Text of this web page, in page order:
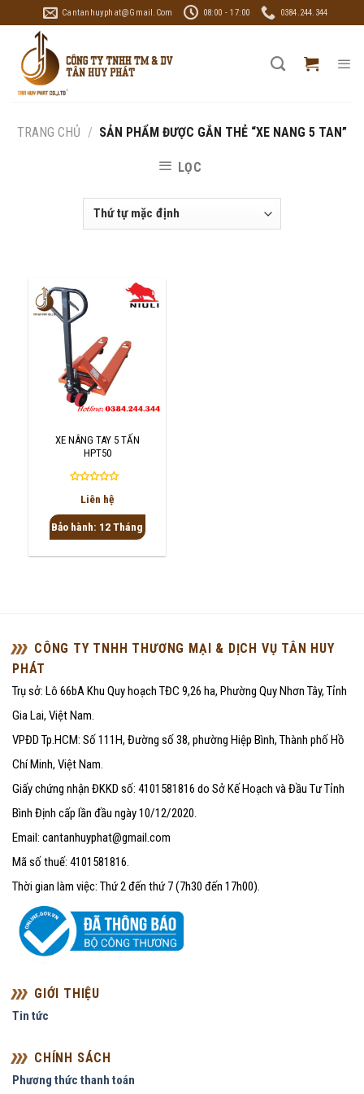
to
content
Cantanhuyphat@gmail.com 08:00 - 17:00 0384.244.344
TRANG CHỦ / SẢN PHẨM ĐƯỢC GẮN THẺ “XE NANG 5 TAN”
LỌC
XE NÂNG TAY 5 TẤN
HPT50
Được
hạng
0
sao
Liên hệ
Bảo hành: 12 Tháng
CÔNG TY TNHH THƯƠNG MẠI & DỊCH VỤ TÂN HUY
PHÁT
Trụ sở: Lô 66bA Khu Quy hoạch TĐC 9,26 ha, Phường Quy Nhơn Tây, Tỉnh
Gia Lai, Việt Nam.
VPĐD Tp.HCM: Số 111H, Đường số 38, phường Hiệp Bình, Thành phố Hồ
Chí Minh, Việt Nam.
Giấy chứng nhận ĐKKD số: 4101581816 do Sở Kế Hoạch và Đầu Tư Tỉnh
Bình Định cấp lần đầu ngày 10/12/2020.
Email: cantanhuyphat@gmail.com
Mã số thuế: 4101581816.
Thời gian làm việc: Thứ 2 đến thứ 7 (7h30 đến 17h00).
GIỚI THIỆU
Tin tức
CHÍNH SÁCH
Phương thức thanh toán